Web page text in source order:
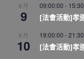
8 月
9
09:00:00 -
[法會活動]孝
8 月
10
19:00:00 -
[法會活動]孝